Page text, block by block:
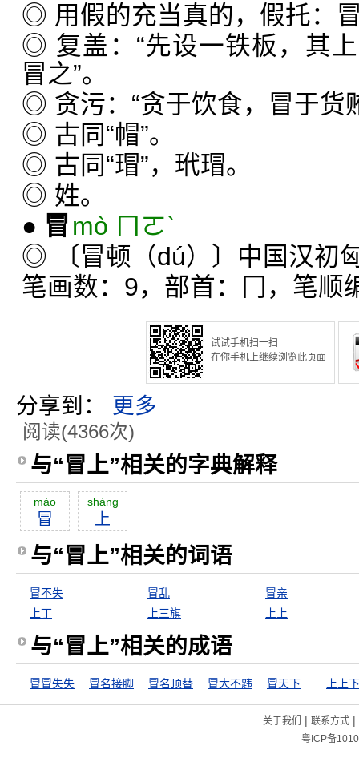
◎ 用假的充当真的，假托：
◎ 复盖：“先设一铁板，其
冒之”。
◎ 贪污：“贪于饮食，冒于货
◎ 古同“帽”。
◎ 古同“瑁”，玳瑁。
◎ 姓。
● 冒 mò ㄇㄛˋ
◎ 〔冒顿（dú）〕中国汉初
笔画数：9，部首：冂，笔顺
试试手机扫一扫
在你手机上继续浏览此页面
分享到： 更多
阅读(4366次)
与“冒上”相关的字典解释
mào
冒
shàng
上
与“冒上”相关的词语
冒不失 冒乱
冒亲
上丁
上三旗 上上
与“冒上”相关的成语
冒冒失失 冒名接脚 冒名顶替 冒大不韪 上上
关于我们 | 联系方式|
粤ICP备